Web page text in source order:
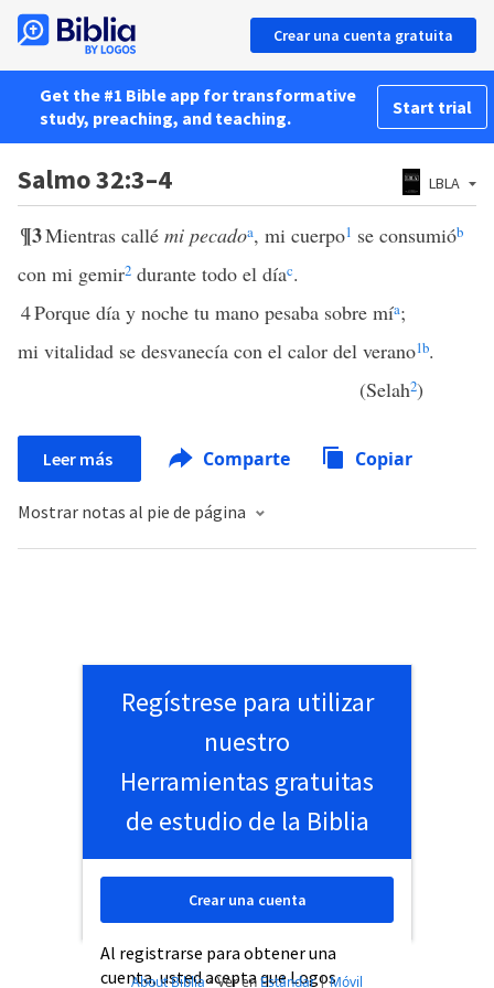
Crear una cuenta gratuita
Get the #1 Bible app for transformative
study, preaching, and teaching.
Start trial
Salmo 32:3–4 LBLA
¶3Mientras callé mi pecadoa, mi cuerpo1 se consumiób
con mi gemir2 durante todo el díac.
4Porque día y noche tu mano pesaba sobre mía;
mi vitalidad se desvanecía con el calor del verano1b.
(Selah2)
Leer más Comparte Copiar
Mostrar notas al pie de página
Regístrese para utilizar
nuestro
Herramientas gratuitas
de estudio de la Biblia
Al registrarse para obtener una
cuenta, usted acepta que Logos
Crear una cuenta
About Biblia • Ver enEstándar|Móvil